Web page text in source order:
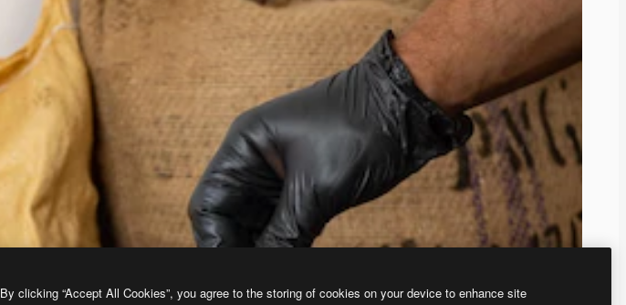
By clicking “Accept All Cookies”, you agree to the storing of cookies on your device to enhance site